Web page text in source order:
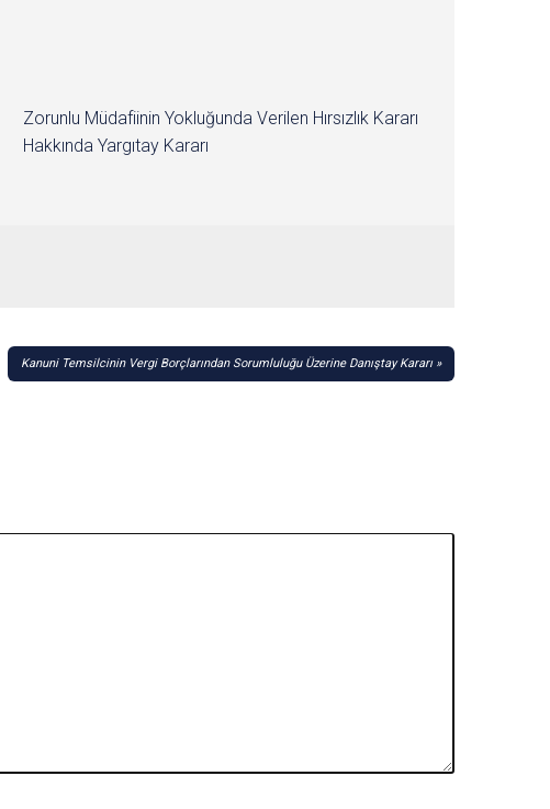
Zorunlu Müdafiinin Yokluğunda Verilen Hırsızlık Kararı
Hakkında Yargıtay Kararı
Kanuni Temsilcinin Vergi Borçlarından Sorumluluğu Üzerine Danıştay Kararı